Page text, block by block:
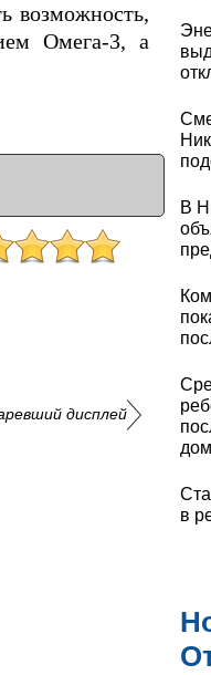
возможность,
Омега-3, а
дисплей
В
в